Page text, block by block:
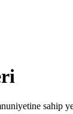
sahip